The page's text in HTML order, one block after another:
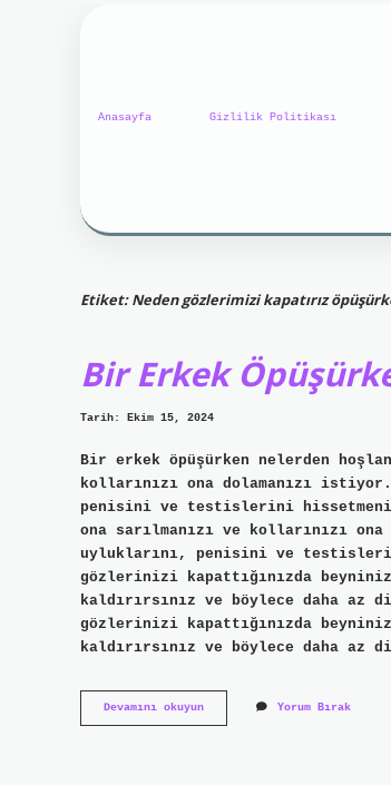
Anasayfa Gizlilik Politikası
Etiket:Neden gözlerimizi kapatırız
Bir Erkek
Tarih: Ekim 15, 2024
Bir erkek öpüşürken nelerden
kollarınızı ona dolamanızı
penisini ve testislerini hissetmenizi
ona sarılmanızı ve kollarınızı
uyluklarını, penisini ve
gözlerinizi kapattığınızda
kaldırırsınız ve böylece daha az
gözlerinizi kapattığınızda
kaldırırsınız ve böylece daha az
Devamını okuyunBir
Erkek
Yorum Bırak